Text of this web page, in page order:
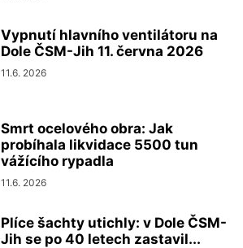
Vypnutí hlavního ventilátoru na
Dole ČSM-Jih 11. června 2026
11.6. 2026
Smrt ocelového obra: Jak
probíhala likvidace 5500 tun
vážícího rypadla
11.6. 2026
Plíce šachty utichly: v Dole ČSM-
Jih se po 40 letech zastavil...